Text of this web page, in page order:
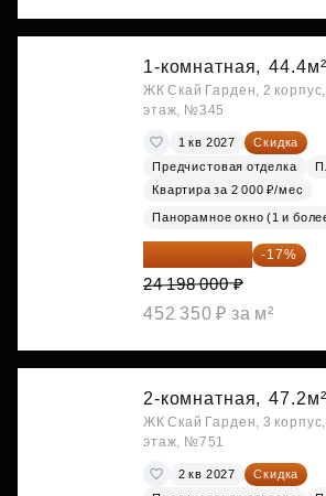
1-комнатная, 44.4м²
ЖК Скай Гарден, 2 корпус,
этаж, №345
1 кв 2027
Скидка
Предчистовая отделка
Квартира за 2 000 ₽/мес
Панорамное окно (1 и
20 084 340 ₽ -17%
24 198 000 ₽
452 350 ₽ за м²
2-комнатная, 47.2м²
ЖК Скай Гарден, 3 корпус,
этаж, №751
2 кв 2027
Скидка